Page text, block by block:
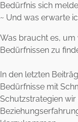
Bedürfnis sich
~ Und was erwarte
Was braucht es,
Bedürfnissen zu
In den letzten
Bedürfnisse mit
Schutzstrategien